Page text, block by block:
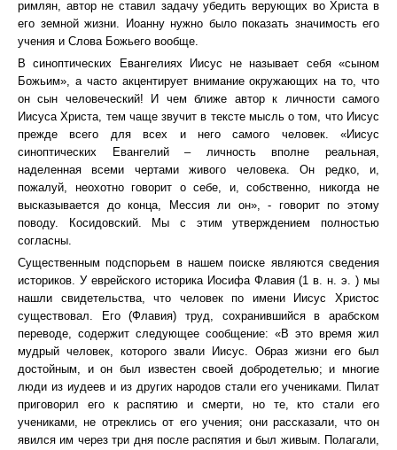
римлян, автор не ставил задачу убедить верующих во Христа в
его земной жизни. Иоанну нужно было показать значимость его
учения и Слова Божьего вообще.
В синоптических Евангелиях Иисус не называет себя «сыном
Божьим», а часто акцентирует внимание окружающих на то, что
он сын человеческий! И чем ближе автор к личности самого
Иисуса Христа, тем чаще звучит в тексте мысль о том, что Иисус
прежде всего для всех и него самого человек. «Иисус
синоптических Евангелий – личность вполне реальная,
наделенная всеми чертами живого человека. Он редко, и,
пожалуй, неохотно говорит о себе, и, собственно, никогда не
высказывается до конца, Мессия ли он», - говорит по этому
поводу. Косидовский. Мы с этим утверждением полностью
согласны.
Существенным подспорьем в нашем поиске являются сведения
историков. У еврейского историка Иосифа Флавия (1 в. н. э. ) мы
нашли свидетельства, что человек по имени Иисус Христос
существовал. Его (Флавия) труд, сохранившийся в арабском
переводе, содержит следующее сообщение: «В это время жил
мудрый человек, которого звали Иисус. Образ жизни его был
достойным, и он был известен своей добродетелью; и многие
люди из иудеев и из других народов стали его учениками. Пилат
приговорил его к распятию и смерти, но те, кто стали его
учениками, не отреклись от его учения; они рассказали, что он
явился им через три дня после распятия и был живым. Полагали,